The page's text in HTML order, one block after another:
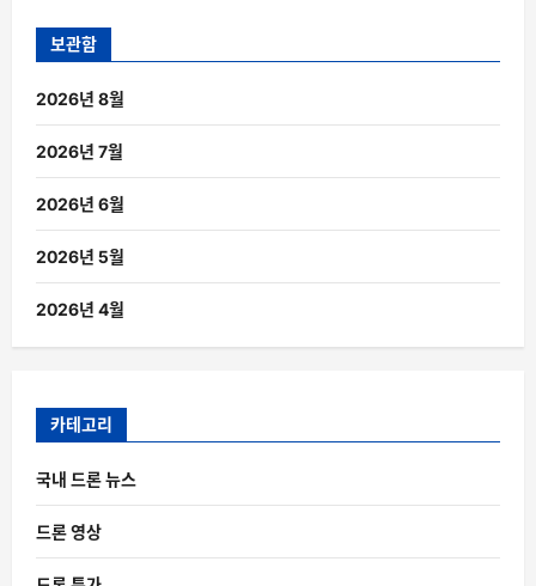
보관함
2026년 8월
2026년 7월
2026년 6월
2026년 5월
2026년 4월
카테고리
국내 드론 뉴스
드론 영상